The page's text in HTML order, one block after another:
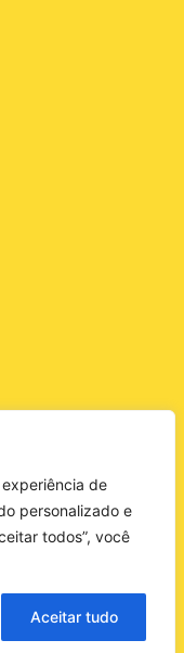
de
personalizado e
todos”, você
Aceitar tudo